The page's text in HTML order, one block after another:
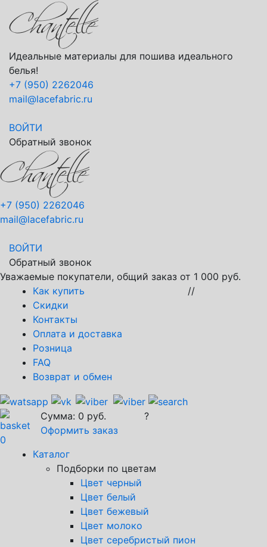
Идеальные материалы для пошива идеального
белья!
+7 (950) 2262046
mail@lacefabric.ru
ВОЙТИ
Обратный звонок
+7 (950) 2262046
mail@lacefabric.ru
ВОЙТИ
Обратный звонок
Уважаемые покупатели, общий заказ от 1 000 руб.
Как купить
Скидки
Контакты
Оплата и доставка
Розница
FAQ
Возврат и обмен
//
0
Сумма: 0 руб.
Оформить заказ
?
Каталог
Подборки по цветам
Цвет черный
Цвет белый
Цвет бежевый
Цвет молоко
Цвет серебристый пион